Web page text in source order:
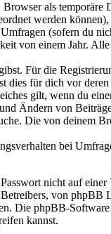
als temporäre
werden
(sofern du
von einem Jahr.
Für die
dies für dich vor
gilt, wenn du
Ändern von
Die von deinem
bei
nicht auf
von
Die phpBB-
kannst.